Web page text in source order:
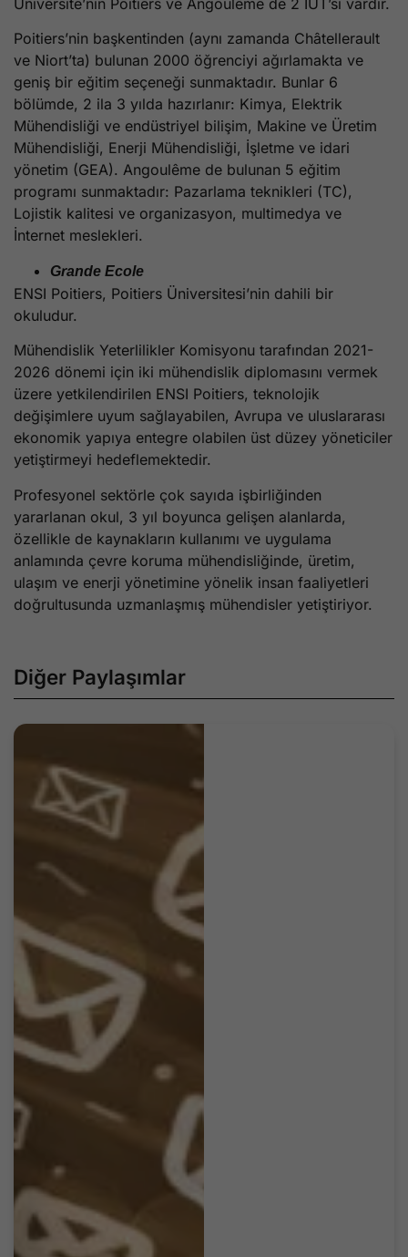
Poitiers’nin başkentinden (aynı zamanda Châtellerault
ve Niort’ta) bulunan 2000 öğrenciyi ağırlamakta ve
geniş bir eğitim seçeneği sunmaktadır. Bunlar 6
bölümde, 2 ila 3 yılda hazırlanır: Kimya, Elektrik
Mühendisliği ve endüstriyel bilişim, Makine ve Üretim
Mühendisliği, Enerji Mühendisliği, İşletme ve idari
yönetim (GEA). Angoulême de bulunan 5 eğitim
programı sunmaktadır: Pazarlama teknikleri (TC),
Lojistik kalitesi ve organizasyon, multimedya ve
İnternet meslekleri.
Grande Ecole
ENSI Poitiers, Poitiers Üniversitesi’nin dahili bir
okuludur.
Mühendislik Yeterlilikler Komisyonu tarafından 2021-
2026 dönemi için iki mühendislik diplomasını vermek
üzere yetkilendirilen ENSI Poitiers, teknolojik
değişimlere uyum sağlayabilen, Avrupa ve uluslararası
ekonomik yapıya entegre olabilen üst düzey yöneticiler
yetiştirmeyi hedeflemektedir.
Profesyonel sektörle çok sayıda işbirliğinden
yararlanan okul, 3 yıl boyunca gelişen alanlarda,
özellikle de kaynakların kullanımı ve uygulama
anlamında çevre koruma mühendisliğinde, üretim,
ulaşım ve enerji yönetimine yönelik insan faaliyetleri
doğrultusunda uzmanlaşmış mühendisler yetiştiriyor.
Diğer Paylaşımlar